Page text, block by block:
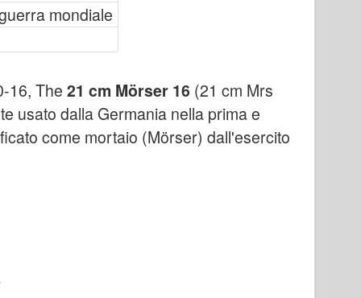
mondiale
16, The 21 cm Mörser 16 (21 cm Mrs
usato dalla Germania nella prima e
come mortaio (Mörser) dall'esercito